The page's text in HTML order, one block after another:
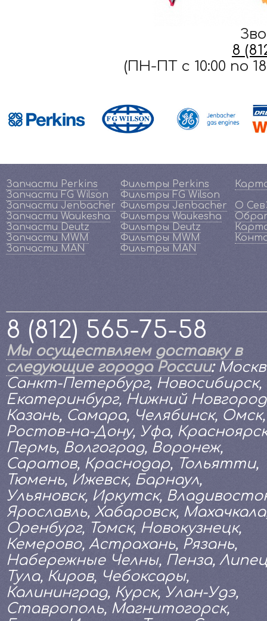
8
(ПН-ПТ c 10:00 по
Запчасти Perkins
Запчасти FG Wilson
Запчасти Jenbacher
Запчасти Waukesha
Запчасти Deutz
Запчасти MWM
Запчасти MAN
Фильтры Perkins
Фильтры FG Wilson
Фильтры Jenbacher
Фильтры Waukesha
Фильтры Deutz
Фильтры MWM
Фильтры MAN
О
8 (812) 565-75-58
Мы осуществляем доставку в
следующие города России:
Санкт-Петербург, Новосибирск,
Екатеринбург, Нижний
Казань, Самара, Челябинск, Омск,
Ростов-на-Дону, Уфа,
Пермь, Волгоград, Воронеж,
Саратов, Краснодар, Тольятти,
Тюмень, Ижевск, Барнаул,
Ульяновск, Иркутск,
Ярославль, Хабаровск,
Оренбург, Томск, Новокузнецк,
Кемерово, Астрахань, Рязань,
Набережные Челны, Пенза,
Тула, Киров, Чебоксары,
Калининград, Курск, Улан-Удэ,
Ставрополь, Магнитогорск,